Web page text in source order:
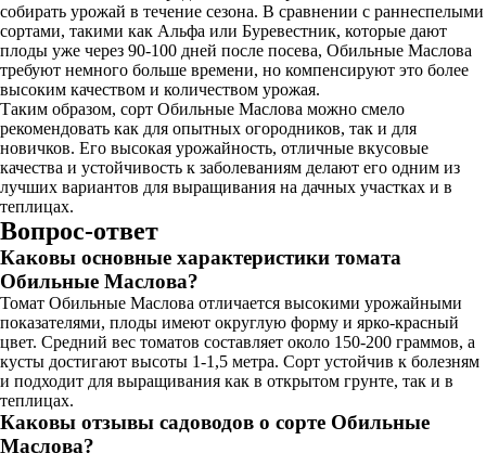
собирать урожай в течение сезона. В сравнении с раннеспелыми
сортами, такими как Альфа или Буревестник, которые дают
плоды уже через 90-100 дней после посева, Обильные Маслова
требуют немного больше времени, но компенсируют это более
высоким качеством и количеством урожая.
Таким образом, сорт Обильные Маслова можно смело
рекомендовать как для опытных огородников, так и для
новичков. Его высокая урожайность, отличные вкусовые
качества и устойчивость к заболеваниям делают его одним из
лучших вариантов для выращивания на дачных участках и в
теплицах.
Вопрос-ответ
Каковы основные характеристики томата
Обильные Маслова?
Томат Обильные Маслова отличается высокими урожайными
показателями, плоды имеют округлую форму и ярко-красный
цвет. Средний вес томатов составляет около 150-200 граммов, а
кусты достигают высоты 1-1,5 метра. Сорт устойчив к болезням
и подходит для выращивания как в открытом грунте, так и в
теплицах.
Каковы отзывы садоводов о сорте Обильные
Маслова?